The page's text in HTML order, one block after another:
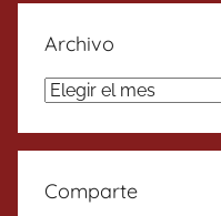
Archivo
Archivo
Comparte